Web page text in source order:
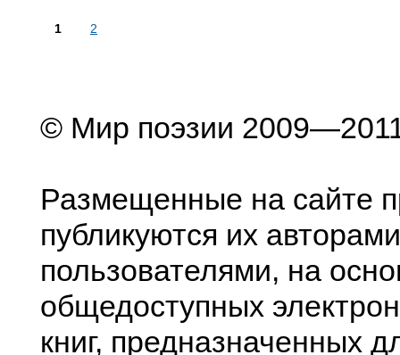
1 2
© Мир поэзии
Размещенные на сайте
публикуются их
пользователями, на
общедоступных
книг, предназначенных